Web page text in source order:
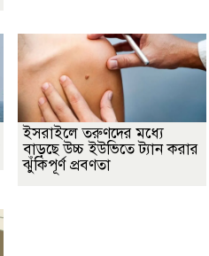
ইসরাইলে তরুণদের মধ্যে
বাড়ছে উচ্চ ইউভিতে ট্যান করার
ঝুঁকিপূর্ণ প্রবণতা